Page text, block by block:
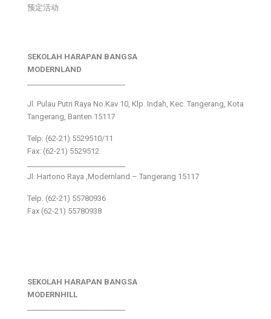
预定活动
SEKOLAH HARAPAN BANGSA
MODERNLAND
Jl. Pulau Putri Raya No.Kav 10, Klp. Indah, Kec. Tangerang, Kota
Tangerang, Banten 15117
Telp: (62-21) 5529510/11
Fax: (62-21) 5529512
Jl. Hartono Raya ,Modernland – Tangerang 15117
Telp. (62-21) 55780936
Fax (62-21) 55780938
SEKOLAH HARAPAN BANGSA
MODERNHILL